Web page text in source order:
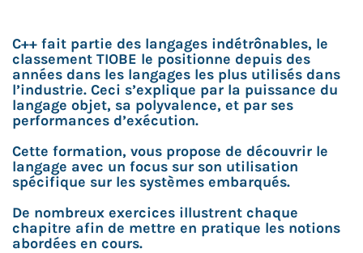
C++ fait partie des langages indétrônables, le
classement TIOBE le positionne depuis des
années dans les langages les plus utilisés dans
l’industrie. Ceci s’explique par la puissance du
langage objet, sa polyvalence, et par ses
performances d’exécution.
Cette formation, vous propose de découvrir le
langage avec un focus sur son utilisation
spécifique sur les systèmes embarqués.
De nombreux exercices illustrent chaque
chapitre afin de mettre en pratique les notions
abordées en cours.